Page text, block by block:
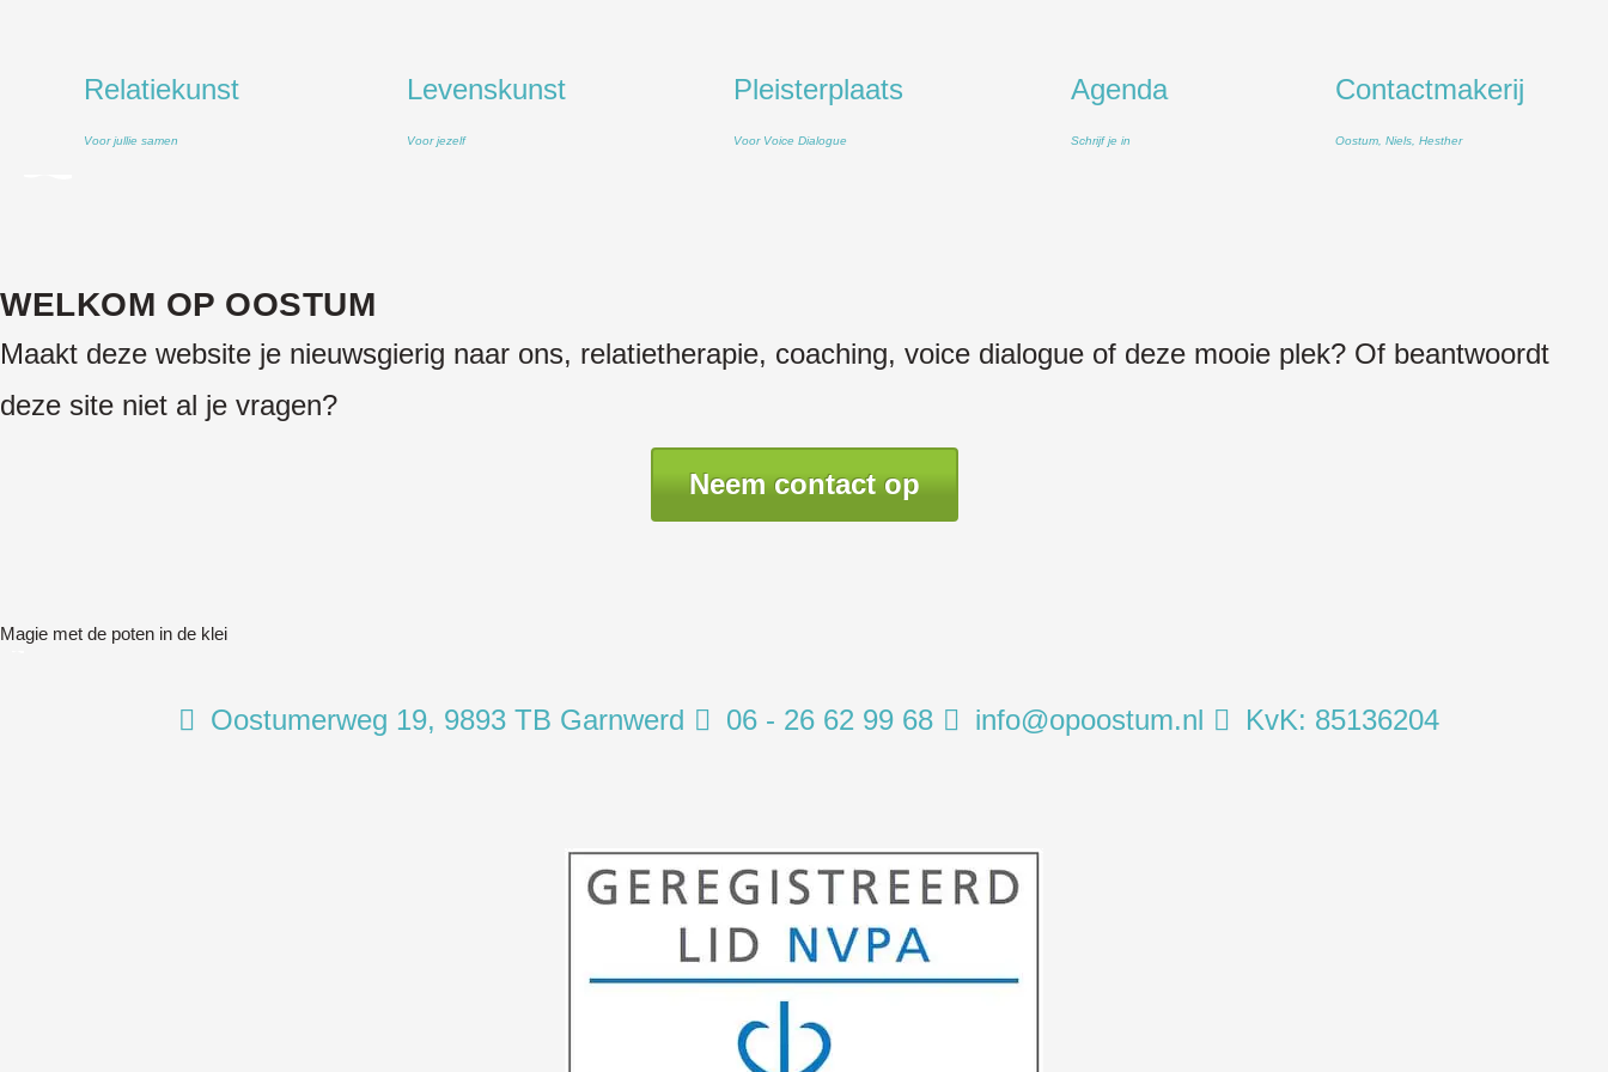
Relatiekunst
Voor jullie samen
Levenskunst
Voor jezelf
Pleisterplaats
Voor Voice Dialogue
Agenda
Schrijf je in
Contactmakerij
Oostum, Niels, Hesther
WELKOM OP OOSTUM
Maakt deze website je nieuwsgierig naar ons, relatietherapie, coaching, voice dialogue of deze mooie plek? Of beantwoordt
deze site niet al je vragen?
Neem contact op
Magie met de poten in de klei
Oostumerweg 19, 9893 TB Garnwerd 06 - 26 62 99 68 info@opoostum.nl KvK: 85136204